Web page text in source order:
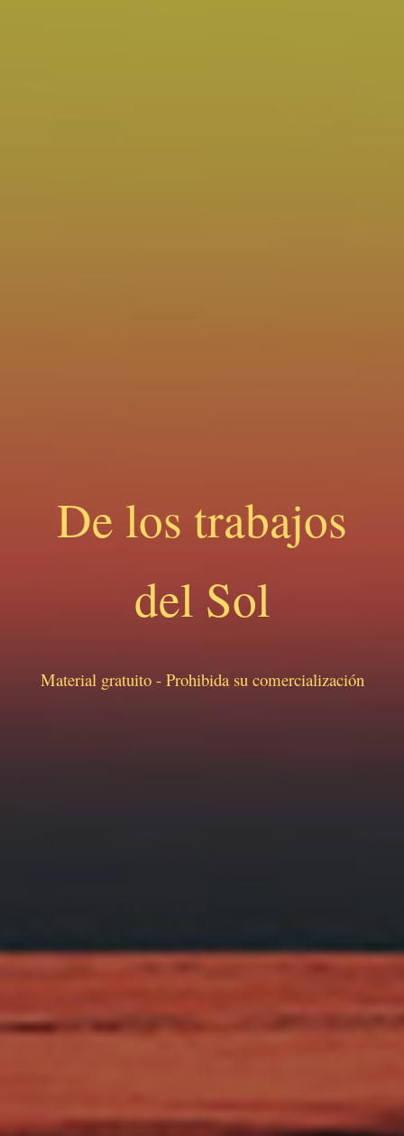
De los trabajos
del Sol
Material gratuito - Prohibida su comercialización